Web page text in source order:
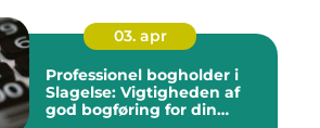
03. apr
Professionel bogholder i
Slagelse: Vigtigheden af
god bogføring for din